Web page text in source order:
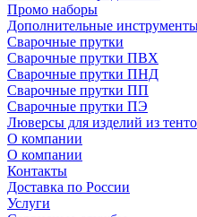
Промо наборы
Дополнительные
Сварочные прутки
Сварочные прутки ПВХ
Сварочные прутки ПНД
Сварочные прутки ПП
Сварочные прутки ПЭ
Люверсы для изделий из
О компании
О компании
Контакты
Доставка по России
Услуги